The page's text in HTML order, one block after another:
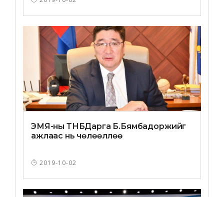
ЭМЯ-ны ТНБДарга Б.Бямбадоржийг
ажлаас нь чөлөөллөө
2019-10-02